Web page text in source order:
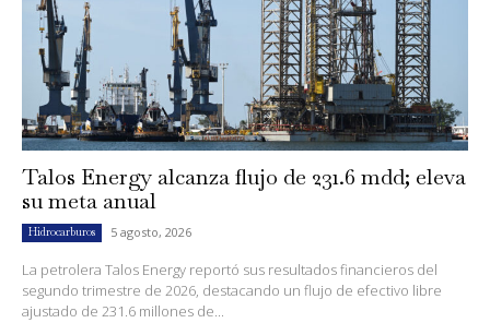
Talos Energy alcanza flujo de 231.6 mdd; eleva
su meta anual
Hidrocarburos 5 agosto, 2026
La petrolera Talos Energy reportó sus resultados financieros del
segundo trimestre de 2026, destacando un flujo de efectivo libre
ajustado de 231.6 millones de...